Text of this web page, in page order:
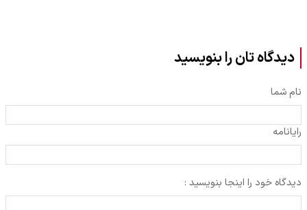
دیدگاه تان را بنویسید
نام شما
رایانامه
دیدگاه خود را اینجا بنویسید :